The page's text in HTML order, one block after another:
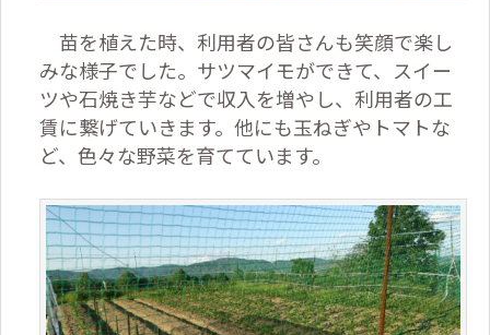
苗を植えた時、利用者の皆さんも笑顔で楽し
みな様子でした。サツマイモができて、スイー
ツや石焼き芋などで収入を増やし、利用者の工
賃に繋げていきます。他にも玉ねぎやトマトな
ど、色々な野菜を育てています。